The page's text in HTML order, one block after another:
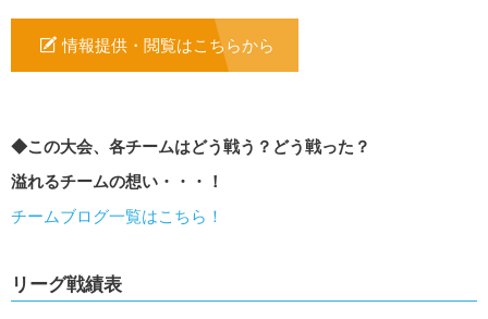
情報提供・閲覧はこちらから
◆この大会、各チームはどう戦う？どう戦った？
溢れるチームの想い・・・！
チームブログ一覧はこちら！
リーグ戦績表